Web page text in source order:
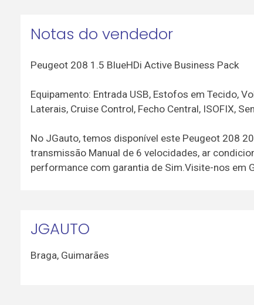
Notas do vendedor
Peugeot 208 1.5 BlueHDi Active Business Pack
Equipamento: Entrada USB, Estofos em Tecido,
Laterais, Cruise Control, Fecho Central, ISOFIX,
No JGauto, temos disponível este Peugeot 208
transmissão Manual de 6 velocidades, ar
performance com garantia de Sim.Visite-nos em
JGAUTO
Braga, Guimarães